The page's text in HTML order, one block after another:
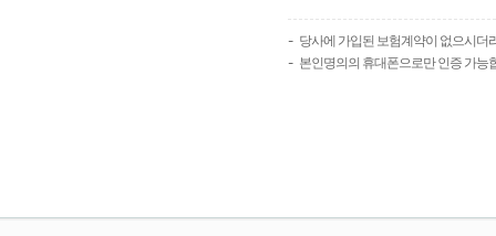
당사에 가입된 보험계약이 없으시더
본인명의의 휴대폰으로만 인증 가능